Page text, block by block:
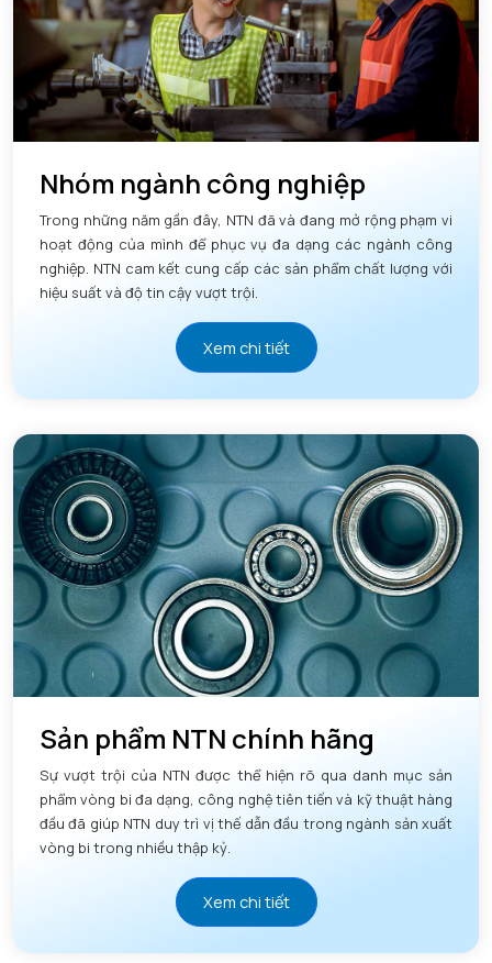
Nhóm ngành công nghiệp
Trong những năm gần đây, NTN đã và đang mở rộng phạm vi
hoạt động của mình để phục vụ đa dạng các ngành công
nghiệp. NTN cam kết cung cấp các sản phẩm chất lượng với
hiệu suất và độ tin cậy vượt trội.
Xem chi tiết
Sản phẩm NTN chính hãng
Sự vượt trội của NTN được thể hiện rõ qua danh mục sản
phẩm vòng bi đa dạng, công nghệ tiên tiến và kỹ thuật hàng
đầu đã giúp NTN duy trì vị thế dẫn đầu trong ngành sản xuất
vòng bi trong nhiều thập kỷ.
Xem chi tiết